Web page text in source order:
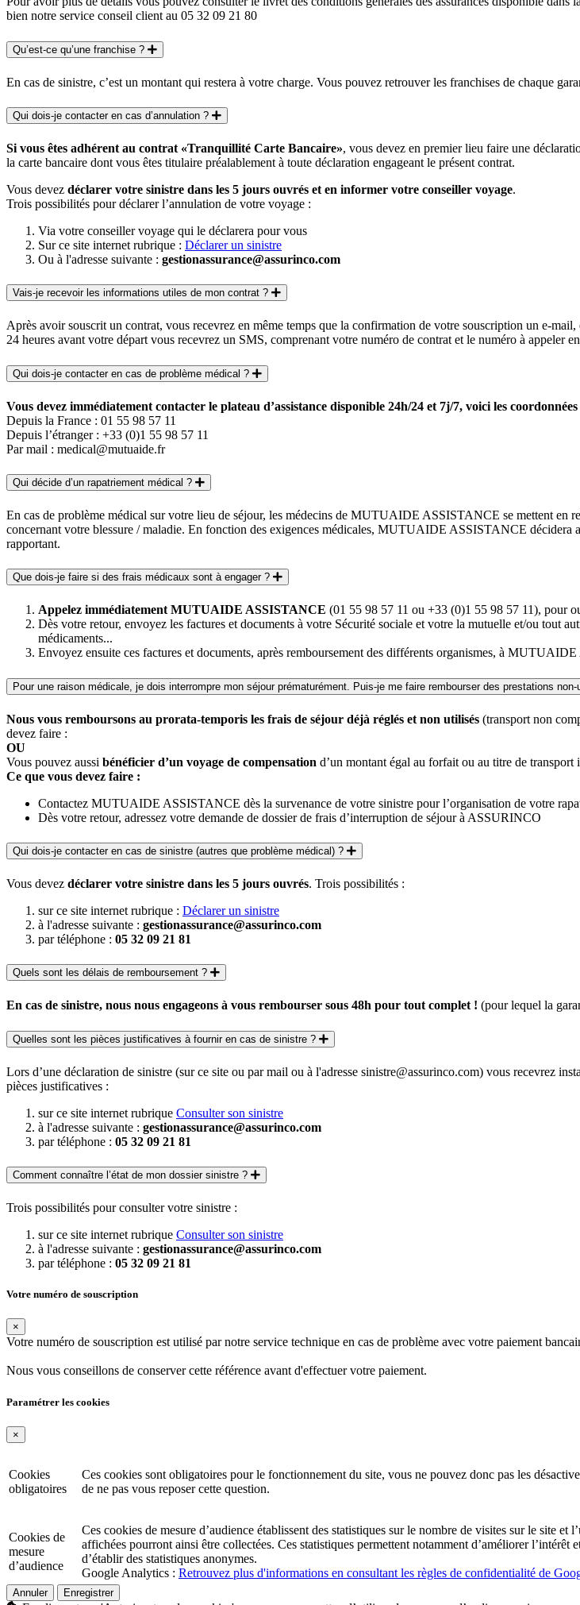
bien notre service conseil client au 05 32 09 21 80
Qu’est-ce qu’une franchise ?
En cas de sinistre, c’est un montant qui restera à votre charge. Vous pouvez retrouver les franchises de chaque
Qui dois-je contacter en cas d’annulation ?
Si vous êtes adhérent au contrat «Tranquillité Carte Bancaire», vous devez en premier lieu faire une
la carte bancaire dont vous êtes titulaire préalablement à toute déclaration engageant le présent contrat.
Vous devez déclarer votre sinistre dans les 5 jours ouvrés et en informer votre conseiller voyage.
Trois possibilités pour déclarer l’annulation de votre voyage :
Via votre conseiller voyage qui le déclarera pour vous
Sur ce site internet rubrique : Déclarer un sinistre
Ou à l'adresse suivante : gestionassurance@assurinco.com
Vais-je recevoir les informations utiles de mon contrat ?
Après avoir souscrit un contrat, vous recevrez en même temps que la confirmation de votre souscription un e-
24 heures avant votre départ vous recevrez un SMS, comprenant votre numéro de contrat et le numéro à appeler
Qui dois-je contacter en cas de problème médical ?
Vous devez immédiatement contacter le plateau d’assistance disponible 24h/24 et 7j/7, voici les coordonnées
Depuis la France : 01 55 98 57 11
Depuis l’étranger : +33 (0)1 55 98 57 11
Par mail : medical@mutuaide.fr
Qui décide d’un rapatriement médical ?
En cas de problème médical sur votre lieu de séjour, les médecins de MUTUAIDE ASSISTANCE se mettent en
concernant votre blessure / maladie. En fonction des exigences médicales, MUTUAIDE ASSISTANCE décidera
rapportant.
Que dois-je faire si des frais médicaux sont à engager ?
Appelez immédiatement MUTUAIDE ASSISTANCE (01 55 98 57 11 ou +33 (0)1 55 98 57 11), pour
Dès votre retour, envoyez les factures et documents à votre Sécurité sociale et votre la mutuelle et/ou tout
médicaments...
Envoyez ensuite ces factures et documents, après remboursement des différents organismes, à
Pour une raison médicale, je dois interrompre mon séjour prématurément. Puis-je me faire rembourser des prestations
Nous vous remboursons au prorata-temporis les frais de séjour déjà réglés et non utilisés (transport non
devez faire :
OU
Vous pouvez aussi bénéficier d’un voyage de compensation d’un montant égal au forfait ou au titre de
Ce que vous devez faire :
Contactez MUTUAIDE ASSISTANCE dès la survenance de votre sinistre pour l’organisation de votre
Dès votre retour, adressez votre demande de dossier de frais d’interruption de séjour à ASSURINCO
Qui dois-je contacter en cas de sinistre (autres que problème médical) ?
Vous devez déclarer votre sinistre dans les 5 jours ouvrés. Trois possibilités :
sur ce site internet rubrique : Déclarer un sinistre
à l'adresse suivante : gestionassurance@assurinco.com
par téléphone : 05 32 09 21 81
Quels sont les délais de remboursement ?
En cas de sinistre, nous nous engageons à vous rembourser sous 48h pour tout complet ! (pour lequel la
Quelles sont les pièces justificatives à fournir en cas de sinistre ?
Lors d’une déclaration de sinistre (sur ce site ou par mail ou à l'adresse sinistre@assurinco.com) vous recevrez
pièces justificatives :
sur ce site internet rubrique Consulter son sinistre
à l'adresse suivante : gestionassurance@assurinco.com
par téléphone : 05 32 09 21 81
Comment connaître l’état de mon dossier sinistre ?
Trois possibilités pour consulter votre sinistre :
sur ce site internet rubrique Consulter son sinistre
à l'adresse suivante : gestionassurance@assurinco.com
par téléphone : 05 32 09 21 81
Votre numéro de souscription
×
Votre numéro de souscription est utilisé par notre service technique en cas de problème avec votre paiement
Nous vous conseillons de conserver cette référence avant d'effectuer votre paiement.
Paramétrer les cookies
×
Cookies
obligatoires
Ces cookies sont obligatoires pour le fonctionnement du site, vous ne pouvez donc pas les
de ne pas vous reposer cette question.
Cookies de
mesure
d’audience
Ces cookies de mesure d’audience établissent des statistiques sur le nombre de visites sur le site
affichées pourront ainsi être collectées. Ces statistiques permettent notamment d’améliorer
d’établir des statistiques anonymes.
Google Analytics : Retrouvez plus d'informations en consultant les règles de confidentialité de
Annuler Enregistrer